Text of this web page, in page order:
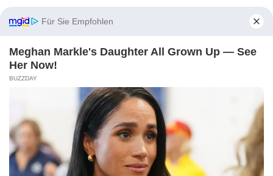
Aktien ATX DAX EuroStoxx 50 Dow Jones NASDAQ 100 Nikkei 225
Weitere Aktien:
Independent Financial Services LtdShs Sovereign Metals LimitedShs
Artisan
Aquilo PLCShs Stikine Energy
Kontakt-Impressum-Werbung -Barrierefreiheit
Sitemap-Datenschutz- Disclaimer -AGB Privatsphäre-Einstellungen
Für Sie Empfohlen
Meghan Markle's Daughter All Grown Up — See
Her Now!
BUZZDAY